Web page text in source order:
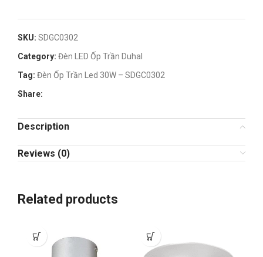
SKU: SDGC0302
Category: Đèn LED Ốp Trần Duhal
Tag: Đèn Ốp Trần Led 30W – SDGC0302
Share:
Description
Reviews (0)
Related products